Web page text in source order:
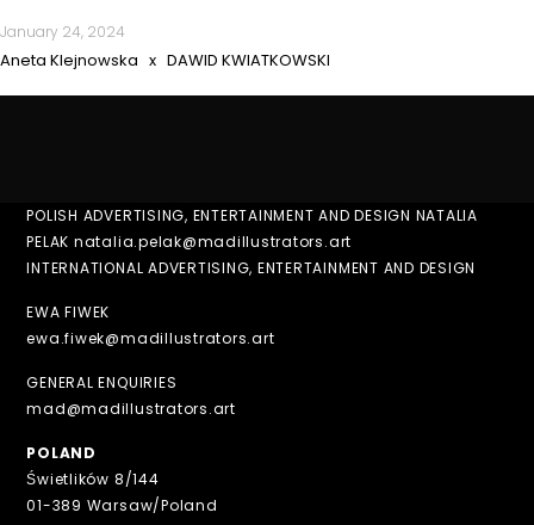
January 24, 2024
Aneta Klejnowska x DAWID KWIATKOWSKI
POLISH ADVERTISING, ENTERTAINMENT AND DESIGN NATALIA
PELAK natalia.pelak@madillustrators.art
INTERNATIONAL ADVERTISING, ENTERTAINMENT AND DESIGN
EWA FIWEK
ewa.fiwek@madillustrators.art
GENERAL ENQUIRIES
mad@madillustrators.art
POLAND
Świetlików 8/144
01-389 Warsaw/Poland